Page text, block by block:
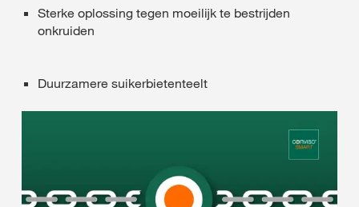
Sterke oplossing tegen moeilijk te bestrijden
onkruiden
Duurzamere suikerbietenteelt